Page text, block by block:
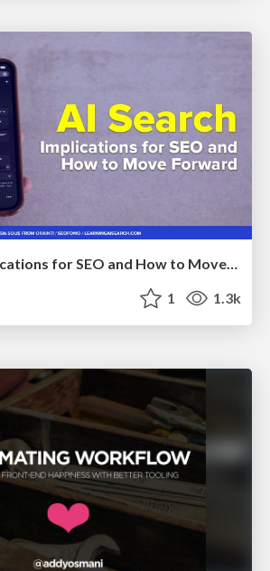
AI Search: Implications for SEO and How to Move Forward - #ShenzhenSEOConference
1 1.3k